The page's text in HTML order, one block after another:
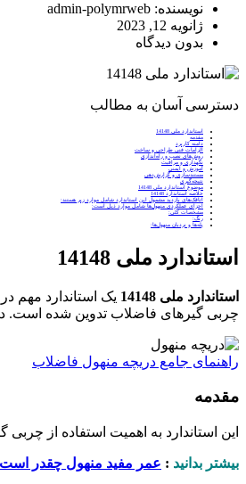
نویسنده:
ژانویه 12, 2023
بدون دیدگاه
دسترسی آسان به مطالب
استاندارد ملی 14148
مقدمه
دامنه کاربرد
الزامات فنی طراحی و ساخت
روش‌های نصب و راه‌اندازی
نگهداری و مراقبت
آموزش و ایمنی
مستندسازی و گزارش‌دهی
نتیجه‌گیری
موضوع استاندارد ملی 14148
خلاصه استاندارد 14148
اتاقک‌های بازدید مشمول این استاندارد شامل موارد زیر هستند:
اجزای عملکردی منهول‌ها شامل موارد ذیل است:
مشخصات کلی:
رنگ:
پله‌ها و نردبان منهول‌ها:
استاندارد ملی 14148
استاندارد ملی 14148
یک استاندارد مهم
چربی گیرهای فاضلاب تدوین شده است.
راهنمای جامع دریچه منهول فاضلاب
مقدمه
این استاندارد به اهمیت استفاده از
بیشتر بدانید : عمر مفید منهول چقدر